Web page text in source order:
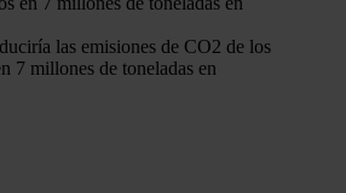
las emisiones de CO2 de los
7 millones de toneladas en